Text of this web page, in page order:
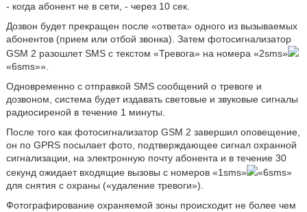
- когда абонент не в сети, - через 10 сек.
Дозвон будет прекращен после «ответа» одного из вызываемых
абонентов (прием или отбой звонка). Затем фотосигнализатор
GSM 2 разошлет SMS с текстом «Тревога» на номера «2sms»
«6sms»».
Одновременно с отправкой SMS сообщений о тревоге и
дозвоном, система будет издавать световые и звуковые сигналы
радиосиреной в течение 1 минуты.
После того как фотосигнализатор GSM 2 завершил оповещение,
он по GPRS посылает фото, подтверждающее сигнал охранной
сигнализации, на электронную почту абонента и в течение 30
секунд ожидает входящие вызовы с номеров «1sms»
«6sms»
для снятия с охраны («удаление тревоги»).
Фотографирование охраняемой зоны происходит не более чем